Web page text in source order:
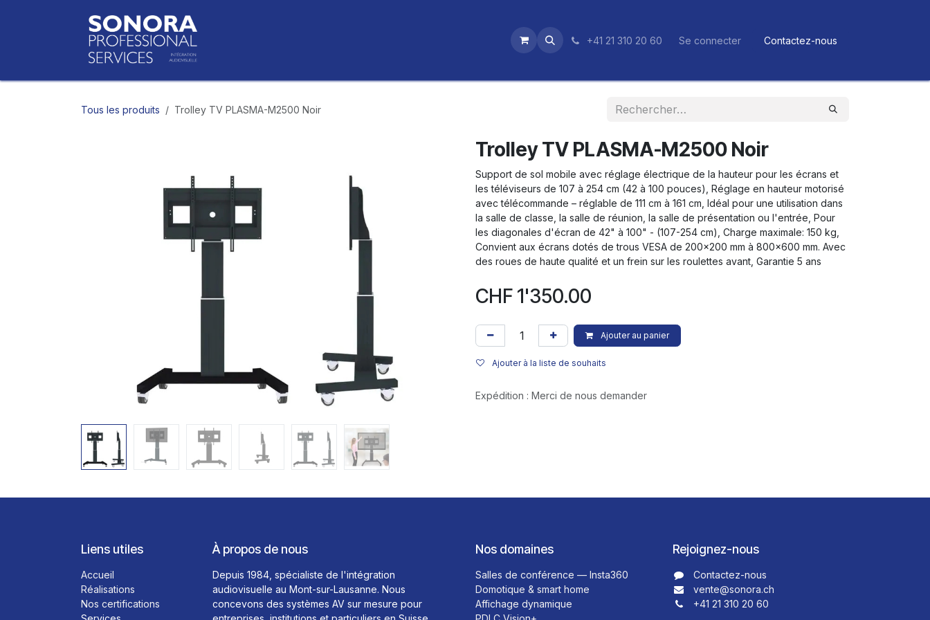
+41 21 310 20 60 Se connecter Contactez-nous
Tous les produits Trolley TV PLASMA-M2500 Noir
Trolley TV PLASMA-M2500 Noir
Support de sol mobile avec réglage électrique de la hauteur pour les écrans et
les téléviseurs de 107 à 254 cm (42 à 100 pouces), Réglage en hauteur motorisé
avec télécommande – réglable de 111 cm à 161 cm, Idéal pour une utilisation dans
la salle de classe, la salle de réunion, la salle de présentation ou l'entrée, Pour
les diagonales d'écran de 42" à 100" - (107-254 cm), Charge maximale: 150 kg,
Convient aux écrans dotés de trous VESA de 200x200 mm à 800x600 mm. Avec
des roues de haute qualité et un frein sur les roulettes avant, Garantie 5 ans
CHF 1'350.00
Ajouter au panier
Ajouter à la liste de souhaits
Expédition : Merci de nous demander
Liens utiles
Accueil
Réalisations
Nos certifications
À propos de nous
Depuis 1984, spécialiste de l'intégration
audiovisuelle au Mont-sur-Lausanne. Nous
concevons des systèmes AV sur mesure pour
Nos domaines
Salles de conférence — Insta360
Domotique & smart home
Affichage dynamique
Rejoignez-nous
Contactez-nous​​
vente@sonora.ch
+41 21 310 20 60